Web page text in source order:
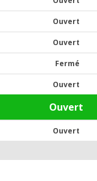
Ouvert
Ouvert
Fermé
Ouvert
Ouvert
Ouvert